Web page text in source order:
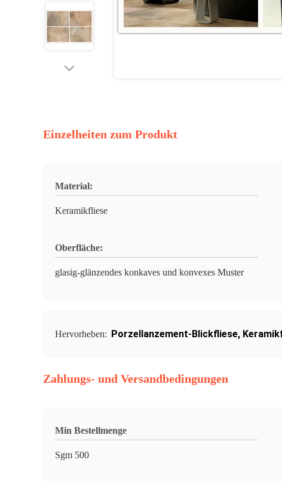
Einzelheiten zum Produkt
Material:
Keramikfliese
Oberfläche:
glasig-glänzendes konkaves und konvexes Muster
Hervorheben: Porzellanzement-Blickfliese,
Zahlungs- und Versandbedingungen
Min Bestellmenge
Sgm 500